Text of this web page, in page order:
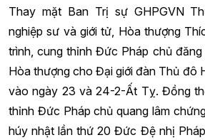
Thay mặt Ban Trị sự GHPGVN
nghiệp sư và giới tử, Hòa thượng
trình, cung thỉnh Đức Pháp chủ
Hòa thượng cho Đại giới đàn Thủ đô
vào ngày 23 và 24-2-Ất Tỵ. Đồng
thỉnh Đức Pháp chủ quang lâm
húy nhật lần thứ 20 Đức Đệ nhị